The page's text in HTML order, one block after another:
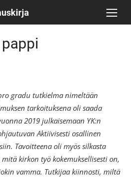
gradu tutkielma nimeltään
tarkoituksena oli saada
2019 julkaisemaan YK:n
Aktiivisesti osallinen
Tavoitteena oli myös silkasta
kirkon työ kokemuksellisesti on,
vamma. Tutkijaa kiinnosti, miltä